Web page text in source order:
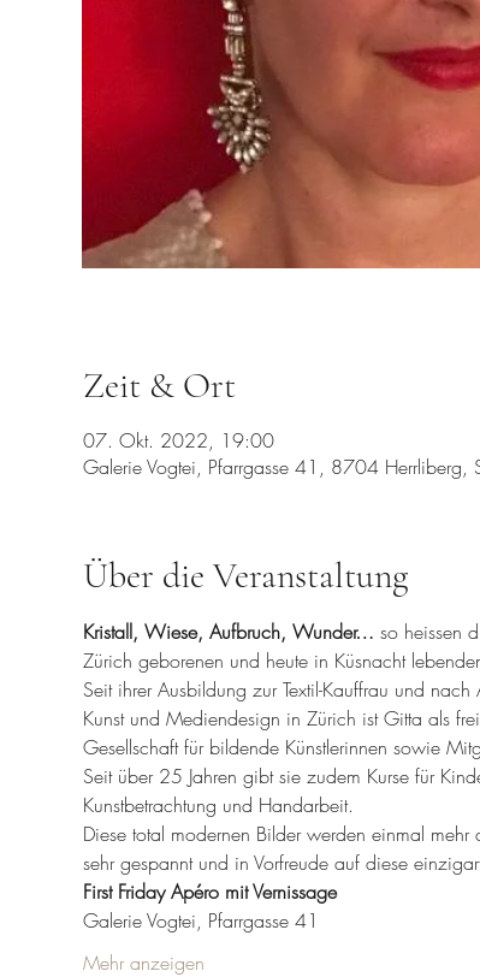
Zeit & Ort
07. Okt. 2022, 19:00
Galerie Vogtei, Pfarrgasse 41, 8704 Herrliberg,
Über die Veranstaltung
Kristall, Wiese, Aufbruch, Wunder… so heissen
Zürich geborenen und heute in Küsnacht
Seit ihrer Ausbildung zur Textil-Kauffrau und
Kunst und Mediendesign in Zürich ist Gitta als
Gesellschaft für bildende Künstlerinnen sowie
Seit über 25 Jahren gibt sie zudem Kurse für
Kunstbetrachtung und Handarbeit.
Diese total modernen Bilder werden einmal
sehr gespannt und in Vorfreude auf diese
First Friday Apéro mit Vernissage
Galerie Vogtei, Pfarrgasse 41
Mehr anzeigen